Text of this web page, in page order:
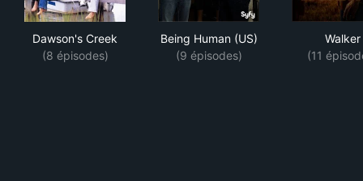
Dawson's Creek
(8 épisodes)
Being Human (US)
(9 épisodes)
Walker
(11